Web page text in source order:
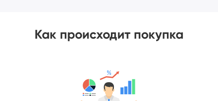
Как происходит покупка